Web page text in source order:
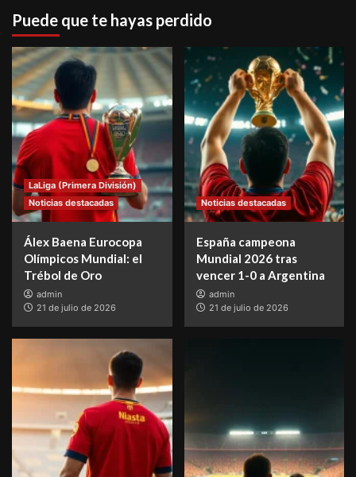
Puede que te hayas perdido
LaLiga (Primera División)
Noticias destacadas
Álex Baena Eurocopa
Olímpicos Mundial: el
Trébol de Oro
admin
21 de julio de 2026
Noticias destacadas
España campeona
Mundial 2026 tras
vencer 1-0 a Argentina
admin
21 de julio de 2026